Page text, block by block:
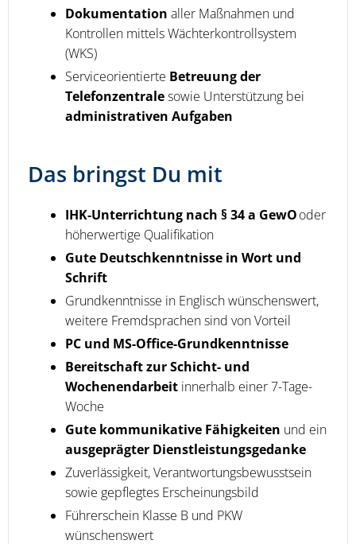
Dokumentation aller Maßnahmen und
Kontrollen mittels Wächterkontrollsystem
(WKS)
Serviceorientierte Betreuung der
Telefonzentralesowie Unterstützung bei
administrativen Aufgaben
Das bringst Du mit
IHK-Unterrichtung nach § 34 a GewOoder
höherwertige Qualifikation
Gute Deutschkenntnisse in Wort und
Schrift
Grundkenntnisse in Englisch wünschenswert,
weitere Fremdsprachen sind von Vorteil
PC und MS-Office-Grundkenntnisse
Bereitschaft zur Schicht- und
Wochenendarbeit innerhalb einer 7-Tage-
Woche
Gute kommunikative Fähigkeiten und ein
ausgeprägter Dienstleistungsgedanke
Zuverlässigkeit, Verantwortungsbewusstsein
sowie gepflegtes Erscheinungsbild
Führerschein Klasse B und PKW
wünschenswert